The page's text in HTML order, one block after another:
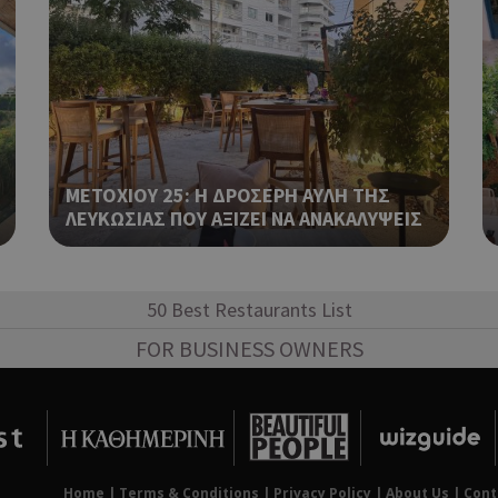
ΜΕΤΟΧΙΟΥ 25: Η ΔΡΟΣΕΡΗ ΑΥΛΗ ΤΗΣ
ΛΕΥΚΩΣΙΑΣ ΠΟΥ ΑΞΙΖΕΙ ΝΑ ΑΝΑΚΑΛΥΨΕΙΣ
50 Best Restaurants List
FOR BUSINESS OWNERS
Home | Terms & Conditions | Privacy Policy | About Us |
.athenarecipes.com 1 μέρα
Χρησιμοποιείται για σκοπούς
εμφανίζει μόνο μια φορά την
διάφορες διαφημιστικές
take over banner και τα push up
banners.
.cyprus.wiz-
guide.com
1 μέρα
Χρησιμοποιείται για σκοπούς
εμφανίζει μόνο μια φορά την
διάφορες διαφημιστικές
take over banner και τα push up
banners.
take over banner και τα push up
cyprusen.wiz-
9 χρόνια 11
Χρησιμοποιείται για σκοπούς
διάφορες διαφημιστικές
take over banner και τα push up
banners.